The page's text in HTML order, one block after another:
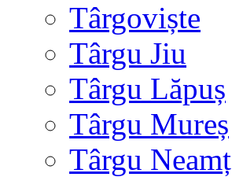
Târgoviște
Târgu Jiu
Târgu Lăpuș
Târgu Mureș
Târgu Neamț